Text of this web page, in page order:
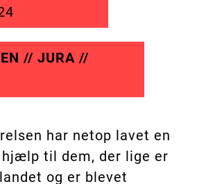
// JURA //
har netop lavet en
hjælp til dem, der lige er
og er blevet